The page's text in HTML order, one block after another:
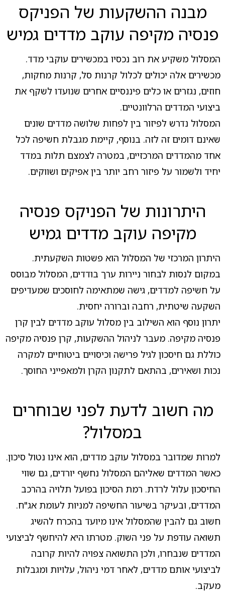
מבנה ההשקעות של הפניקס
פנסיה מקיפה עוקב מדדים גמיש
המסלול משקיע את רוב נכסיו במכשירים עוקבי מדד.
מכשירים אלה יכולים לכלול קרנות סל, קרנות מחקות,
חוזים, נגזרים או כלים פיננסיים אחרים שנועדו לשקף את
ביצועי המדדים הרלוונטיים.
המסלול נדרש לפיזור בין לפחות שלושה מדדים שונים
שאינם דומים זה לזה. בנוסף, קיימת מגבלת חשיפה לכל
אחד מהמדדים המרכזיים, במטרה לצמצם תלות במדד
יחיד ולשמור על פיזור רחב יותר בין אפיקים ושווקים.
היתרונות של הפניקס פנסיה
מקיפה עוקב מדדים גמיש
היתרון המרכזי של המסלול הוא פשטות השקעתית.
במקום לנסות לבחור ניירות ערך בודדים, המסלול מבוסס
על חשיפה למדדים, גישה שמתאימה לחוסכים שמעדיפים
השקעה שיטתית, רחבה וברורה יחסית.
יתרון נוסף הוא השילוב בין מסלול עוקב מדדים לבין קרן
פנסיה מקיפה. מעבר לניהול ההשקעות, קרן פנסיה מקיפה
כוללת גם חיסכון לגיל פרישה וכיסויים ביטוחיים למקרה
נכות ושאירים, בהתאם לתקנון הקרן ולמאפייני החוסך.
מה חשוב לדעת לפני שבוחרים
במסלול?
למרות שמדובר במסלול עוקב מדדים, הוא אינו נטול סיכון.
כאשר המדדים שאליהם המסלול נחשף יורדים, גם שווי
החיסכון עלול לרדת. רמת הסיכון בפועל תלויה בהרכב
המדדים, ובעיקר בשיעור החשיפה למניות לעומת אג"ח.
חשוב גם להבין שהמסלול אינו מיועד בהכרח להשיג
תשואה עודפת על פני השוק. מטרתו היא להיחשף לביצועי
המדדים שנבחרו, ולכן התשואה צפויה להיות קרובה
לביצועי אותם מדדים, לאחר דמי ניהול, עלויות ומגבלות
מעקב.